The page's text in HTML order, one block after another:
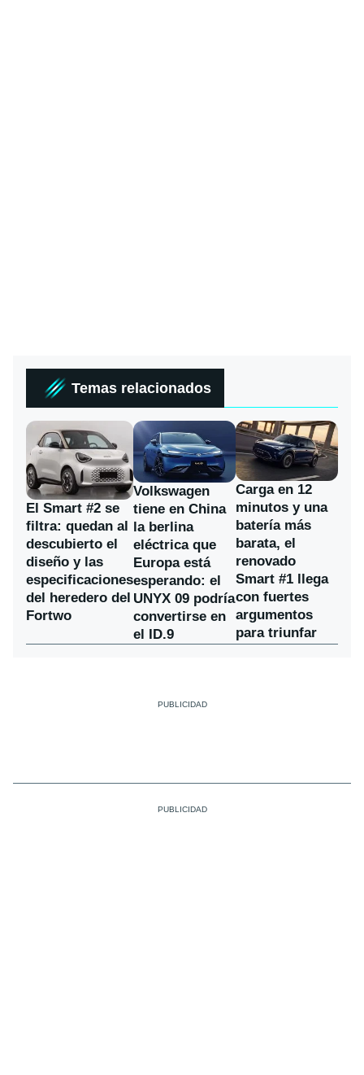
Temas relacionados
El Smart #2 se
filtra: quedan al
descubierto el
diseño y las
especificaciones
del heredero del
Fortwo
Volkswagen
tiene en China
la berlina
eléctrica que
Europa está
esperando: el
UNYX 09 podría
convertirse en
el ID.9
Carga en 12
minutos y una
batería más
barata, el
renovado
Smart #1 llega
con fuertes
argumentos
para triunfar